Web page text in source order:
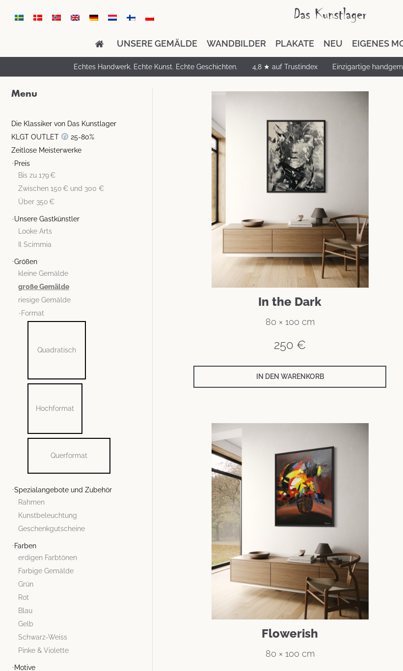
UNSERE GEMÄLDE WANDBILDER PLAKATE NEU EIGENES
Echtes Handwerk. Echte Kunst. Echte Geschichten. 4,8 ★ auf Trustindex Einzigartige
Menu
Die Klassiker von Das Kunstlager
KLGT OUTLET
25-80%
Zeitlose Meisterwerke
Preis
Bis zu 179 €
Zwischen 150 € und 300 €
Über 350 €
Unsere Gastkünstler
Looke Arts
Il Scimmia
Größen
kleine Gemälde
große Gemälde
riesige Gemälde
Format
Quadratisch
Hochformat
Querformat
Spezialangebote und Zubehör
Rahmen
Kunstbeleuchtung
Geschenkgutscheine
Farben
erdigen Farbtönen
Farbige Gemälde
Grün
Rot
Blau
Gelb
Schwarz-Weiss
Pinke & Violette
Motive
In the Dark
80 × 100 cm
250 €
IN DEN WARENKORB
Flowerish
80 × 100 cm